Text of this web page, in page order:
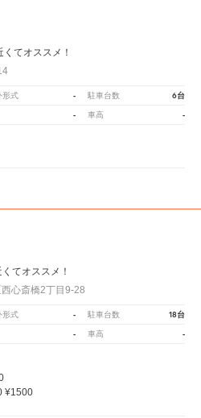
くてオススメ！
形式 - 駐車台数 6台
- 車高 -
くてオススメ！
心斎橋2丁目9-28
形式 - 駐車台数 18台
- 車高 -
¥1500